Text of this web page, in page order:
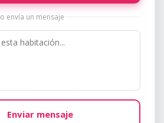
o envía un mensaje
Enviar mensaje